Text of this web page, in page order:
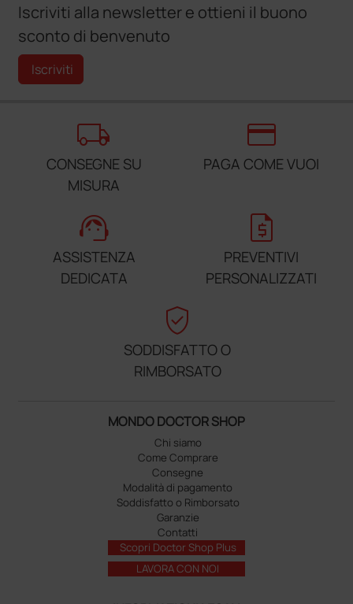
Iscriviti alla newsletter e ottieni il buono
sconto di benvenuto
Iscriviti
local_shipping
CONSEGNE SU
MISURA
credit_card
PAGA COME VUOI
support_agent
ASSISTENZA
DEDICATA
request_quote
PREVENTIVI
PERSONALIZZATI
verified_user
SODDISFATTO O
RIMBORSATO
MONDO DOCTOR SHOP
Chi siamo
Come Comprare
Consegne
Modalità di pagamento
Soddisfatto o Rimborsato
Garanzie
Contatti
Scopri Doctor Shop Plus
LAVORA CON NOI